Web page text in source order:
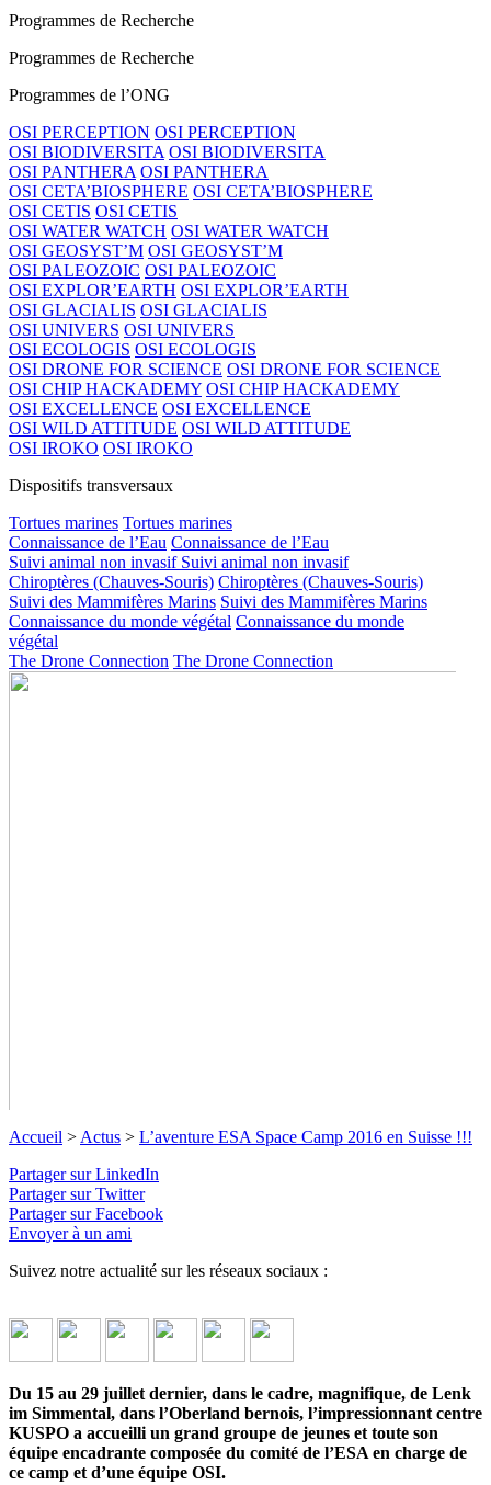
Programmes de Recherche
Programmes de Recherche
Programmes de l’ONG
OSI PERCEPTION OSI PERCEPTION
OSI BIODIVERSITA OSI BIODIVERSITA
OSI PANTHERA OSI PANTHERA
OSI CETA’BIOSPHERE OSI CETA’BIOSPHERE
OSI CETIS OSI CETIS
OSI WATER WATCH OSI WATER WATCH
OSI GEOSYST’M OSI GEOSYST’M
OSI PALEOZOIC OSI PALEOZOIC
OSI EXPLOR’EARTH OSI EXPLOR’EARTH
OSI GLACIALIS OSI GLACIALIS
OSI UNIVERS OSI UNIVERS
OSI ECOLOGIS OSI ECOLOGIS
OSI DRONE FOR SCIENCE OSI DRONE FOR SCIENCE
OSI CHIP HACKADEMY OSI CHIP HACKADEMY
OSI EXCELLENCE OSI EXCELLENCE
OSI WILD ATTITUDE OSI WILD ATTITUDE
OSI IROKO OSI IROKO
Dispositifs transversaux
Tortues marines Tortues marines
Connaissance de l’Eau Connaissance de l’Eau
Suivi animal non invasif Suivi animal non invasif
Chiroptères (Chauves-Souris) Chiroptères (Chauves-Souris)
Suivi des Mammifères Marins Suivi des Mammifères Marins
Connaissance du monde végétal Connaissance du monde
végétal
The Drone Connection The Drone Connection
L’aventure ESA Space Camp 2016 en
Suisse !!!
L’ONG Objectif Sciences International a eu non seulement
Européenne son Space Camp 2016 en Suisse. La Suisse, pays
membre de l’ESA, n’avait pas encore eu le privilège d’être hôte
Accueil > Actus > L’aventure ESA Space Camp 2016 en Suisse !!!
Partager sur LinkedIn
Partager sur Twitter
Partager sur Facebook
Envoyer à un ami
Suivez notre actualité sur les réseaux sociaux :
Du 15 au 29 juillet dernier, dans le cadre, magnifique, de Lenk
im Simmental, dans l’Oberland bernois, l’impressionnant centre
KUSPO a accueilli un grand groupe de jeunes et toute son
équipe encadrante composée du comité de l’ESA en charge de
ce camp et d’une équipe OSI.